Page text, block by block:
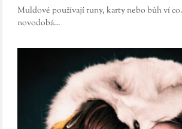
Muldové používají runy, karty nebo bůh ví
novodobá…